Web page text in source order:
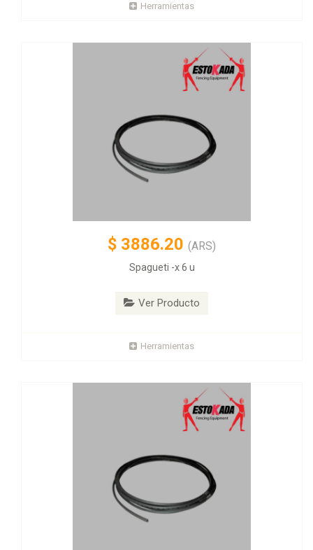
Herramientas
$ 3886.20 (ARS)
Spagueti -x 6 u
Ver Producto
Herramientas